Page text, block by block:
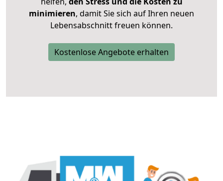
minimieren, damit Sie sich auf Ihren neuen
Lebensabschnitt freuen können.
Kostenlose Angebote erhalten